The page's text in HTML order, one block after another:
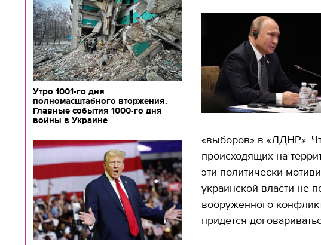
Утро 1001-го дня
полномасштабного вторжения.
Главные события 1000-го дня
войны в Украине
«выборов» в «ЛДНР».
происходящих на
эти политически
украинской власти не
вооруженного
придется